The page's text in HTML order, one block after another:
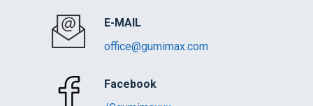
E-MAIL
office@gumimax.com
Facebook